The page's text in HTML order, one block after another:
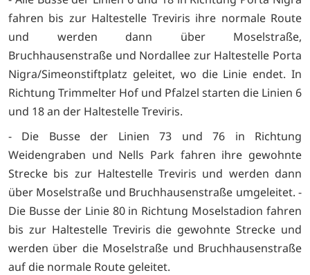
fahren bis zur Haltestelle Treviris ihre normale Route
und werden dann über Moselstraße,
Bruchhausenstraße und Nordallee zur Haltestelle Porta
Nigra/Simeonstiftplatz geleitet, wo die Linie endet. In
Richtung Trimmelter Hof und Pfalzel starten die Linien 6
und 18 an der Haltestelle Treviris.
- Die Busse der Linien 73 und 76 in Richtung
Weidengraben und Nells Park fahren ihre gewohnte
Strecke bis zur Haltestelle Treviris und werden dann
über Moselstraße und Bruchhausenstraße umgeleitet. -
Die Busse der Linie 80 in Richtung Moselstadion fahren
bis zur Haltestelle Treviris die gewohnte Strecke und
werden über die Moselstraße und Bruchhausenstraße
auf die normale Route geleitet.